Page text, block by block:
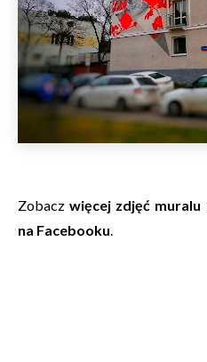
Zobaczwięcej zdjęć
na Facebooku.